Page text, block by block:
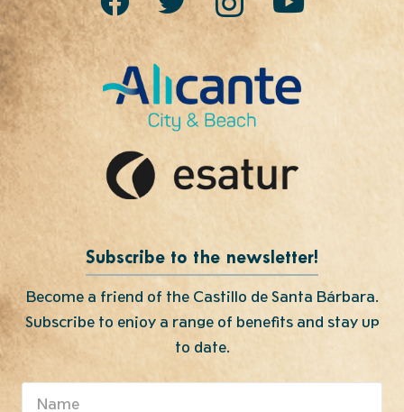
Subscribe to the newsletter!
Become a friend of the Castillo de Santa Bárbara.
Subscribe to enjoy a range of benefits and stay up
to date.